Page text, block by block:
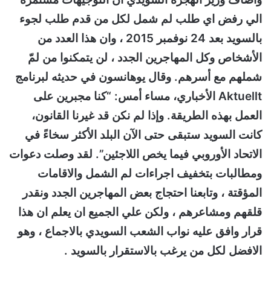
الي رفض اي طلب لم شمل لكل من قدم طلب لجوء
بالسويد بعد 24 نوفمبر 2015 ، وان هذا العدد من
الأشخاص وكل المهاجرين الجدد ، لن يتمكنوا من لمّ
شملهم مع أسرهم. وقال يوهانسون في حديثه لبرنامج
Aktuellt الأخباري، مساء أمس: “كنا مجبرين على
العمل بهذه الطريقة. وإذا لم نكن قد غيرنا القانون،
كانت السويد ستبقى حتى الآن البلد الأكثر سخاءً في
الاتحاد الأوروبي فيما يخص اللاجئين”. لقد وصلت دعوات
ومطالبات بتخفيف اجراءات لم الشمل والاقامات
المؤقتة ، وتابعنا احتجاج بعض المهاجرين الجدد ونقدر
قلقهم ومشاعرهم ، ولكن علي الجميع ان يعلم ان هذا
قرار وافق عليه نواب الشعب السويدي بالاجماع ، وهو
الافضل لكل من يرغب بالاستقرار بالسويد .